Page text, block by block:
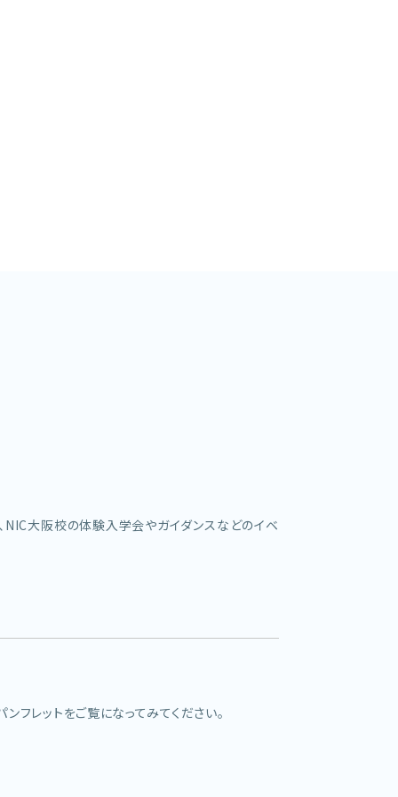
NIC大阪校の体験入学会やガイダンスなどのイベ
フレットをご覧になってみてください。